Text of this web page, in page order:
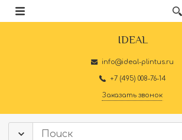
IDEAL
info@ideal-plintus.ru
+7 (495) 008-76-14
Заказать звонок